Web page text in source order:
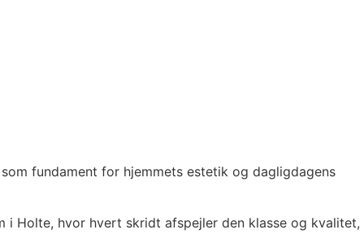
fundament for hjemmets estetik og dagligdagens
i Holte, hvor hvert skridt afspejler den klasse og kvalitet,